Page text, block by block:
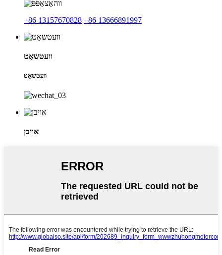
+86 13157670828 +86 13666891997
וועטשאַט
וועטשאַט
אויבן